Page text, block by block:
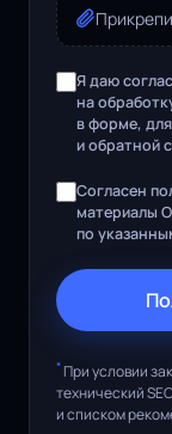
Я даю
на
в форме,
и обратной
Согласен
материалы
по
*При условии
технический
и списком